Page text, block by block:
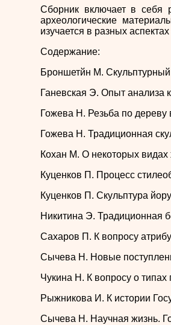
Сборник включает в себя
археологические
изучается в разных
Содержание:
Броншетйн М. Скульптурный
Ганевская Э. Опыт анализа
Гожева Н. Резьба по дереву
Гожева Н. Традиционная
Кохан М. О некоторых
Куценков П. Процесс
Куценков П. Скульптура
Никитина Э. Традиционная
Сахаров П. К вопросу
Сычева Н. Новые
Чукина Н. К вопросу о
Рыжникова И. К истории
Сычева Н. Научная жизнь.